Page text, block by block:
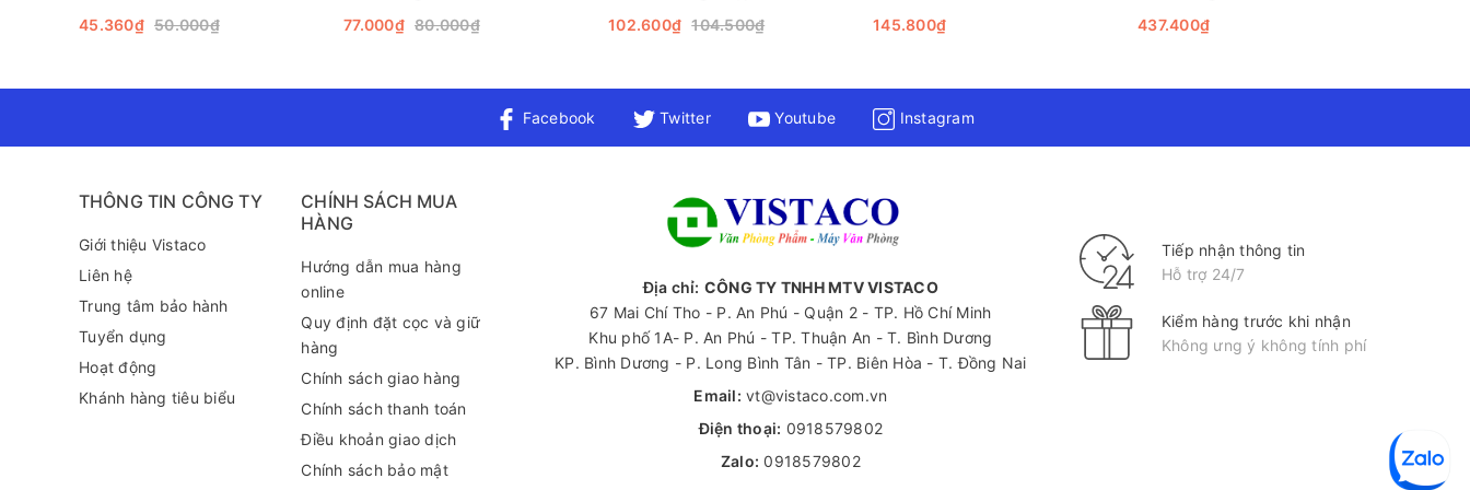
Hướng dẫn sử dụng
45.360₫ 50.000₫
77.000₫ 80.000₫
102.600₫ 104.500₫ 145.800₫
437.400₫
Facebook Twitter Youtube Instagram
THÔNG TIN CÔNG TY
Giới thiệu Vistaco
Liên hệ
Trung tâm bảo hành
Tuyển dụng
Hoạt động
Khánh hàng tiêu biểu
CHÍNH SÁCH MUA
HÀNG
Hướng dẫn mua hàng
online
Quy định đặt cọc và giữ
hàng
Chính sách giao hàng
Chính sách thanh toán
Điều khoản giao dịch
Chính sách bảo mật
Địa chỉ: CÔNG TY TNHH MTV VISTACO
67 Mai Chí Tho - P. An Phú - Quận 2 - TP. Hồ Chí Minh
Khu phố 1A- P. An Phú - TP. Thuận An - T. Bình Dương
KP. Bình Dương - P. Long Bình Tân - TP. Biên Hòa - T. Đồng Nai
Email: vt@vistaco.com.vn
Điện thoại: 0918579802
Zalo: 0918579802
Tiếp nhận thông tin
Hỗ trợ 24/7
Kiểm hàng trước khi nhận
Không ưng ý không tính phí